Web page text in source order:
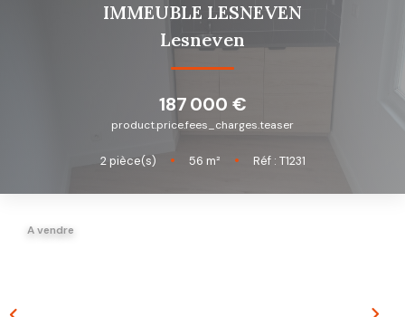
VENTES
ESTIMATION
IMMEUBLE LESNEVEN
Lesneven
187 000 €
product.price.fees_charges.teaser
2pièce(s) • 56 m² • Réf : T1231
A vendre